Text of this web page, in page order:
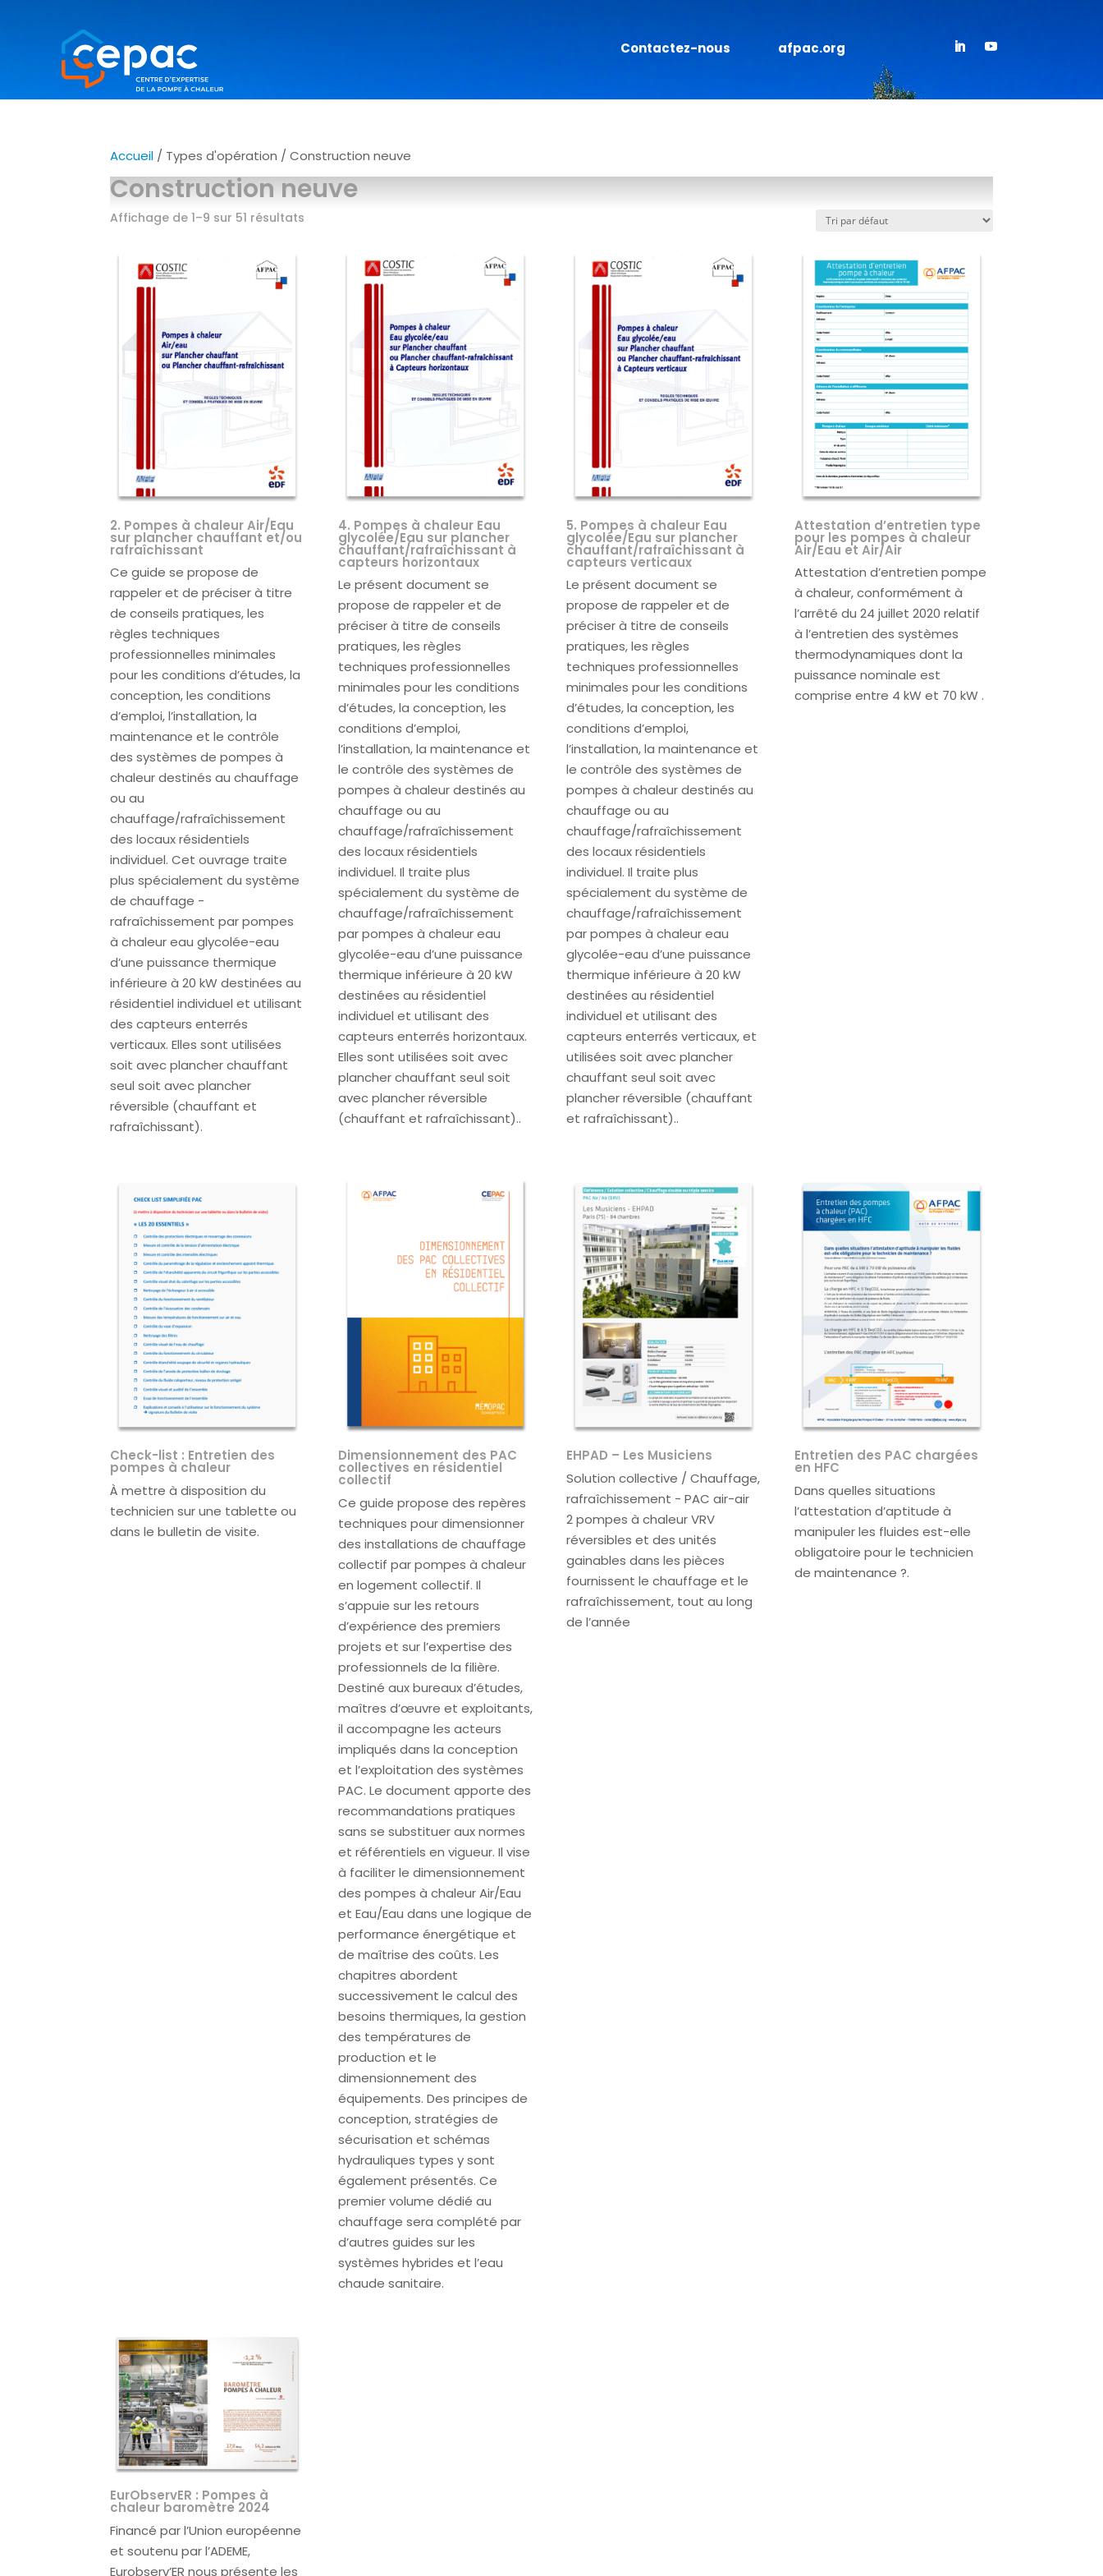
Contactez-nous afpac.org
Accueil / Types d'opération / Construction neuve
Construction neuve
Affichage de 1–9 sur 51 résultats
2. Pompes à chaleur Air/Eau
sur plancher chauffant et/ou
rafraîchissant
Ce guide se propose de
rappeler et de préciser à titre
de conseils pratiques, les
règles techniques
professionnelles minimales
pour les conditions d’études, la
conception, les conditions
d’emploi, l’installation, la
maintenance et le contrôle
des systèmes de pompes à
chaleur destinés au chauffage
ou au
chauffage/rafraîchissement
des locaux résidentiels
individuel. Cet ouvrage traite
plus spécialement du système
de chauffage -
rafraîchissement par pompes
à chaleur eau glycolée-eau
d’une puissance thermique
inférieure à 20 kW destinées au
résidentiel individuel et utilisant
des capteurs enterrés
verticaux. Elles sont utilisées
soit avec plancher chauffant
seul soit avec plancher
réversible (chauffant et
rafraîchissant).
4. Pompes à chaleur Eau
glycolée/Eau sur plancher
chauffant/rafraîchissant à
capteurs horizontaux
Le présent document se
propose de rappeler et de
préciser à titre de conseils
pratiques, les règles
techniques professionnelles
minimales pour les conditions
d’études, la conception, les
conditions d’emploi,
l’installation, la maintenance et
le contrôle des systèmes de
pompes à chaleur destinés au
chauffage ou au
chauffage/rafraîchissement
des locaux résidentiels
individuel. Il traite plus
spécialement du système de
chauffage/rafraîchissement
par pompes à chaleur eau
glycolée-eau d’une puissance
thermique inférieure à 20 kW
destinées au résidentiel
individuel et utilisant des
capteurs enterrés horizontaux.
Elles sont utilisées soit avec
plancher chauffant seul soit
avec plancher réversible
(chauffant et rafraîchissant)..
5. Pompes à chaleur Eau
glycolée/Eau sur plancher
chauffant/rafraîchissant à
capteurs verticaux
Le présent document se
propose de rappeler et de
préciser à titre de conseils
pratiques, les règles
techniques professionnelles
minimales pour les conditions
d’études, la conception, les
conditions d’emploi,
l’installation, la maintenance et
le contrôle des systèmes de
pompes à chaleur destinés au
chauffage ou au
chauffage/rafraîchissement
des locaux résidentiels
individuel. Il traite plus
spécialement du système de
chauffage/rafraîchissement
par pompes à chaleur eau
glycolée-eau d’une puissance
thermique inférieure à 20 kW
destinées au résidentiel
individuel et utilisant des
capteurs enterrés verticaux, et
utilisées soit avec plancher
chauffant seul soit avec
plancher réversible (chauffant
et rafraîchissant)..
Attestation d’entretien type
pour les pompes à chaleur
Air/Eau et Air/Air
Attestation d’entretien pompe
à chaleur, conformément à
l’arrêté du 24 juillet 2020 relatif
à l’entretien des systèmes
thermodynamiques dont la
puissance nominale est
comprise entre 4 kW et 70 kW .
Check-list : Entretien des
pompes à chaleur
À mettre à disposition du
technicien sur une tablette ou
dans le bulletin de visite.
Dimensionnement des PAC
collectives en résidentiel
collectif
Ce guide propose des repères
techniques pour dimensionner
des installations de chauffage
collectif par pompes à chaleur
en logement collectif. Il
s’appuie sur les retours
d’expérience des premiers
projets et sur l’expertise des
professionnels de la filière.
Destiné aux bureaux d’études,
maîtres d’œuvre et exploitants,
il accompagne les acteurs
impliqués dans la conception
et l’exploitation des systèmes
PAC. Le document apporte des
recommandations pratiques
sans se substituer aux normes
et référentiels en vigueur. Il vise
à faciliter le dimensionnement
des pompes à chaleur Air/Eau
et Eau/Eau dans une logique de
performance énergétique et
de maîtrise des coûts. Les
chapitres abordent
successivement le calcul des
besoins thermiques, la gestion
des températures de
production et le
dimensionnement des
équipements. Des principes de
conception, stratégies de
sécurisation et schémas
hydrauliques types y sont
également présentés. Ce
premier volume dédié au
chauffage sera complété par
d’autres guides sur les
systèmes hybrides et l’eau
chaude sanitaire.
EHPAD – Les Musiciens
Solution collective / Chauffage,
rafraîchissement - PAC air-air
2 pompes à chaleur VRV
réversibles et des unités
gainables dans les pièces
fournissent le chauffage et le
rafraîchissement, tout au long
de l’année
Entretien des PAC chargées
en HFC
Dans quelles situations
l’attestation d’aptitude à
manipuler les fluides est-elle
obligatoire pour le technicien
de maintenance ?.
EurObservER : Pompes à
chaleur baromètre 2024
Financé par l’Union européenne
et soutenu par l’ADEME,
Eurobserv’ER nous présente les